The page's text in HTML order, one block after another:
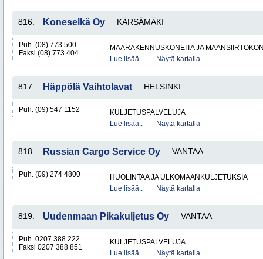
816. Koneselkä Oy KÄRSÄMÄKI
Puh. (08) 773 500
Faksi (08) 773 404
MAARAKENNUSKONEITA JA
Lue lisää..
Näytä kartalla
817. Häppölä Vaihtolavat HELSINKI
Puh. (09) 547 1152
KULJETUSPALVELUJA
Lue lisää..
Näytä kartalla
818. Russian Cargo Service Oy VANTAA
Puh. (09) 274 4800
HUOLINTAA JA ULKOMAANKULJETUKSIA
Lue lisää..
Näytä kartalla
819. Uudenmaan Pikakuljetus Oy VANTAA
Puh. 0207 388 222
Faksi 0207 388 851
KULJETUSPALVELUJA
Lue lisää..
Näytä kartalla